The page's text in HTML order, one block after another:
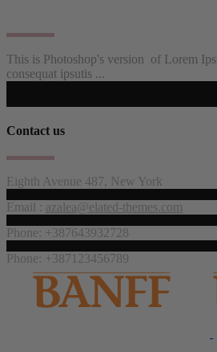
This is Photoshop's version of Lorem
consequat ipsutis ...
Contact us
Eighth Avenue 487, New York
Email : azalea@elated-themes.com
Phone: +387643932728
Phone: +387123456789